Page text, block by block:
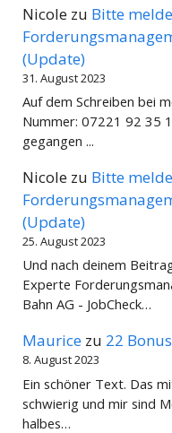
Nicole zu Bitte
(Update)
31. August 2023
Auf dem Schreiben bei
Nummer: 07221 92 35
gegangen ...
Nicole zu Bitte
(Update)
25. August 2023
Und nach deinem
Experte
Bahn AG - JobCheck…
Maurice zu 22
8. August 2023
Ein schöner Text. Das
schwierig und mir sind
halbes…